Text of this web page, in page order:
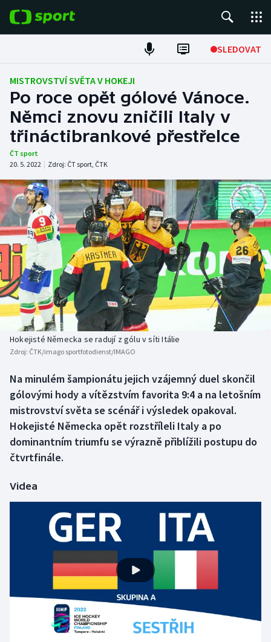
SLEDOVAT
Fotbal
Hokej
Tenis
Atletika
Cyklistika
DALŠÍ SPORTY
Americký fotbal
Baseball a softbal
Basketbal
Biatlon
Box
Curling
Dostihy
Florbal
Házená
Jezdectví
NEPŘEHLÉDNĚTE
Soutěže
Historické návraty
Aplikace ČT sport
MISTROVSTVÍ SVĚTA V HOKEJI
Po roce opět gólové Vánoce.
Němci znovu zničili Italy v
třináctibrankové přestřelce
ČT sport
20. 5. 2022 | Zdroj: ČT sport, ČTK
Hokejisté Německa se radují z gólu v síti Itálie
Zdroj: ČTK/imago sportfotodienst/IMAGO
Na minulém šampionátu jejich vzájemný duel skončil
gólovými hody a vítězstvím favorita 9:4 a na letošním
mistrovství světa se scénář i výsledek opakoval.
Hokejisté Německa opět rozstříleli Italy a po
dominantním triumfu se výrazně přiblížili postupu do
čtvrtfinále.
Videa